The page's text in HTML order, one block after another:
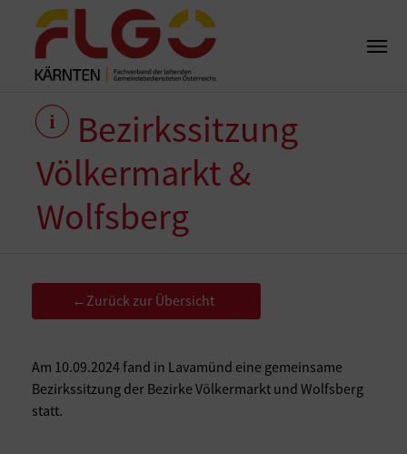
Bezirkssitzung
Völkermarkt &
Wolfsberg
← Zurück zur Übersicht
Am 10.09.2024 fand in Lavamünd eine gemeinsame
Bezirkssitzung der Bezirke Völkermarkt und Wolfsberg
statt.